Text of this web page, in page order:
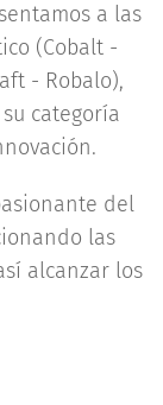
a las
(Cobalt -
- Robalo),
categoría
del
las
alcanzar los